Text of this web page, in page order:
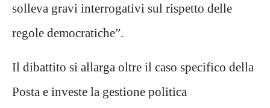
solleva gravi interrogativi sul rispetto delle
regole democratiche”.
Il dibattito si allarga oltre il caso specifico della
Posta e investe la gestione politica